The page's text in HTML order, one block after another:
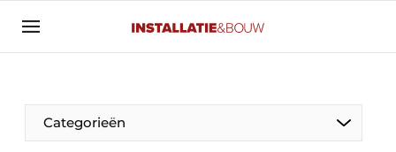
Aanmelden
Banner overzicht
BedrijvenAanmeldenBedankt voor de aanmelding
Categorieën